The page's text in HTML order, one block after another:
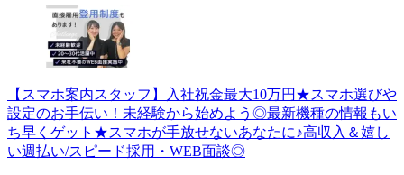
【スマホ案内スタッフ】入社祝金最大10万円★スマホ選びや
設定のお手伝い！未経験から始めよう◎最新機種の情報もい
ち早くゲット★スマホが手放せないあなたに♪高収入＆嬉し
い週払い/スピード採用・WEB面談◎